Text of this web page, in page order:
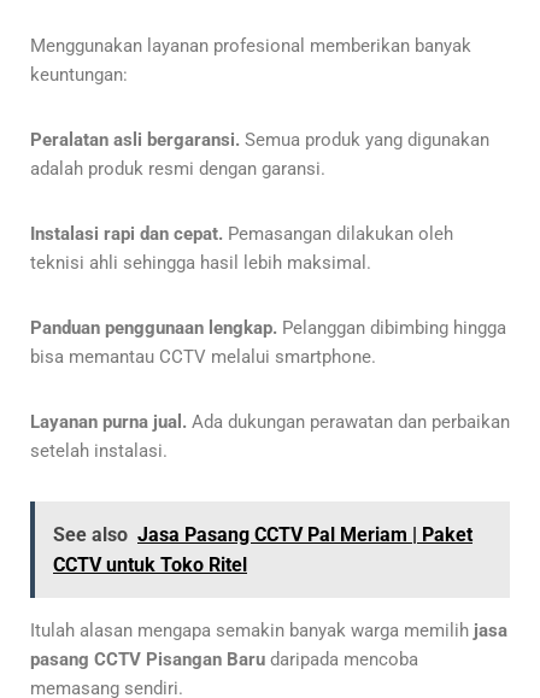
Menggunakan layanan profesional memberikan banyak
keuntungan:
Peralatan asli bergaransi. Semua produk yang digunakan
adalah produk resmi dengan garansi.
Instalasi rapi dan cepat. Pemasangan dilakukan oleh
teknisi ahli sehingga hasil lebih maksimal.
Panduan penggunaan lengkap. Pelanggan dibimbing hingga
bisa memantau CCTV melalui smartphone.
Layanan purna jual. Ada dukungan perawatan dan perbaikan
setelah instalasi.
See also Jasa Pasang CCTV Pal Meriam | Paket
CCTV untuk Toko Ritel
Itulah alasan mengapa semakin banyak warga memilih jasa
pasang CCTV Pisangan Baru daripada mencoba
memasang sendiri.